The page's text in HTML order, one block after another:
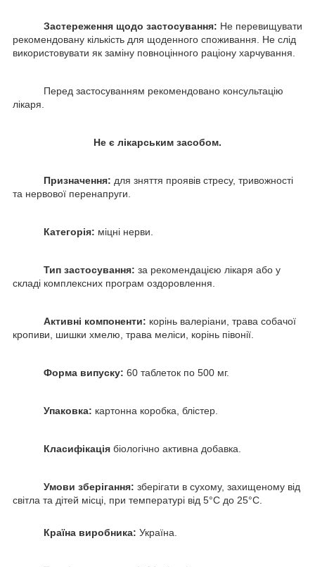
Застереження щодо застосування: Не перевищувати
рекомендовану кількість для щоденного споживання. Не слід
використовувати як заміну повноцінного раціону харчування.
Перед застосуванням рекомендовано консультацію
лікаря.
Не є лікарським засобом.
Призначення: для зняття проявів стресу, тривожності
та нервової перенапруги.
Категорія: міцні нерви.
Тип застосування: за рекомендацією лікаря або у
складі комплексних програм оздоровлення.
Активні компоненти: корінь валеріани, трава собачої
кропиви, шишки хмелю, трава меліси, корінь півонії.
Форма випуску: 60 таблеток по 500 мг.
Упаковка: картонна коробка, блістер.
Класифікація біологічно активна добавка.
Умови зберігання: зберігати в сухому, захищеному від
світла та дітей місці, при температурі від 5°С до 25°С.
Країна виробника: Україна.